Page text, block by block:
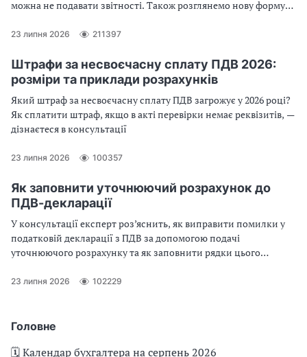
Головне
🗓️ Календар бухгалтера на серпень 2026
можна не подавати звітності. Також розглянемо нову форму
23 липня 2026 211397
Штрафи за несвоєчасну сплату ПДВ 2026:
розміри та приклади розрахунків
Який штраф за несвоєчасну сплату ПДВ загрожує у 2026 році?
Як сплатити штраф, якщо в акті перевірки немає реквізитів, —
дізнаєтеся в консультації
23 липня 2026 100357
Як заповнити уточнюючий розрахунок до
ПДВ-декларації
У консультації експерт роз’яснить, як виправити помилки у
податковій декларації з ПДВ за допомогою подачі
уточнюючого розрахунку та як заповнити рядки цього
уточнюючого розрахунку при виправлення помилок, які
23 липня 2026 102229